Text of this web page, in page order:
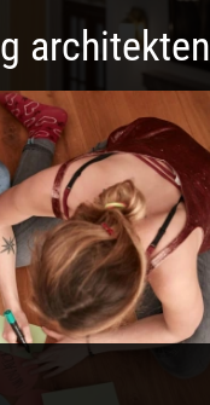
architekten